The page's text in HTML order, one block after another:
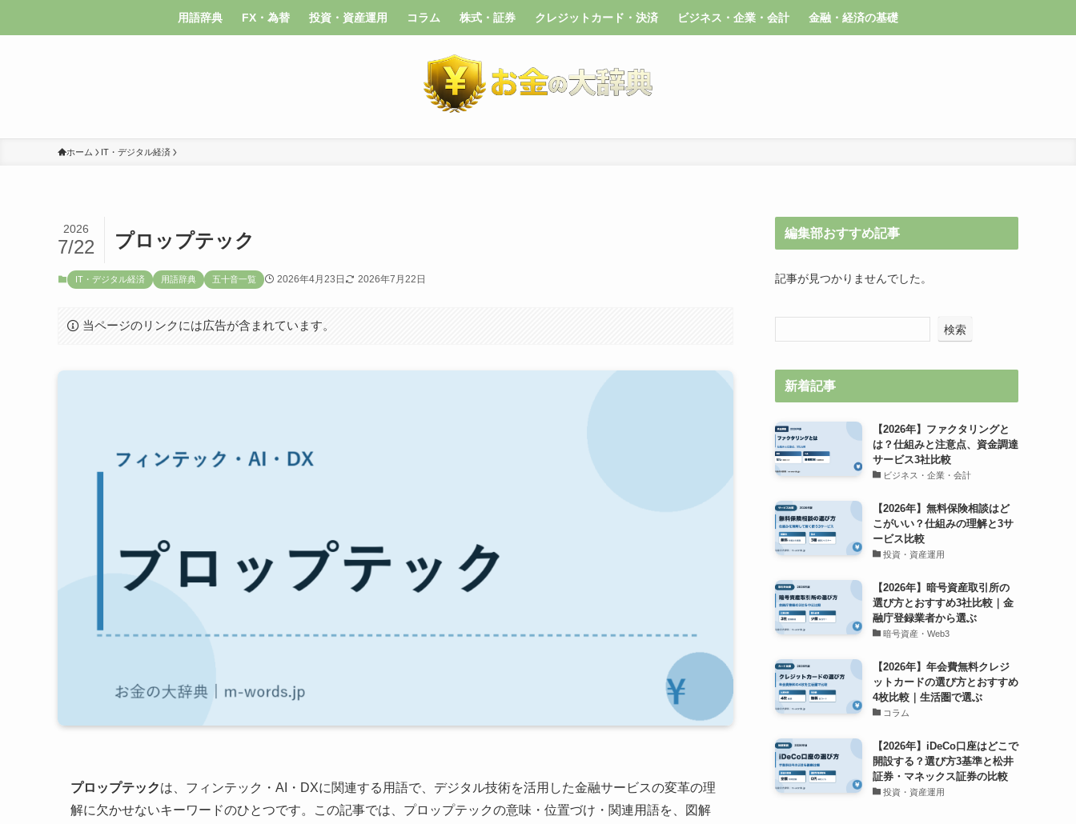
用語辞典 FX・為替 投資・資産運用 コラム 株式・証券 クレジットカード・決済 ビジネス・企業・会計 金融・経済の基礎
ホーム IT・デジタル経済
プロップテック
2026
7/22
IT・デジタル経済 用語辞典 五十音一覧 2026年4月23日 2026年7月22日
当ページのリンクには広告が含まれています。
プロップテックは、フィンテック・AI・DXに関連する用語で、デジタル技術を活用した金融サービスの変革の理
解に欠かせないキーワードのひとつです。この記事では、プロップテックの意味・位置づけ・関連用語を、図解
編集部おすすめ記事
記事が見つかりませんでした。
検索
新着記事
【2026年】ファクタリングと
は？仕組みと注意点、資金調達
サービス3社比較
ビジネス・企業・会計
【2026年】無料保険相談はど
こがいい？仕組みの理解と3サ
ービス比較
投資・資産運用
【2026年】暗号資産取引所の
選び方とおすすめ3社比較｜金
融庁登録業者から選ぶ
暗号資産・Web3
【2026年】年会費無料クレジ
ットカードの選び方とおすすめ
4枚比較｜生活圏で選ぶ
コラム
【2026年】iDeCo口座はどこで
開設する？選び方3基準と松井
証券・マネックス証券の比較
投資・資産運用